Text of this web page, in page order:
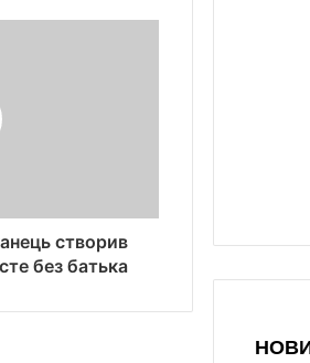
створив
без батька